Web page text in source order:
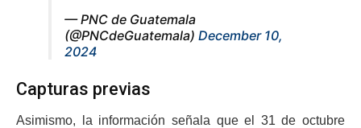
— PNC de Guatemala
(@PNCdeGuatemala) December 10,
2024
Capturas previas
Asimismo, la información señala que el 31 de octubre